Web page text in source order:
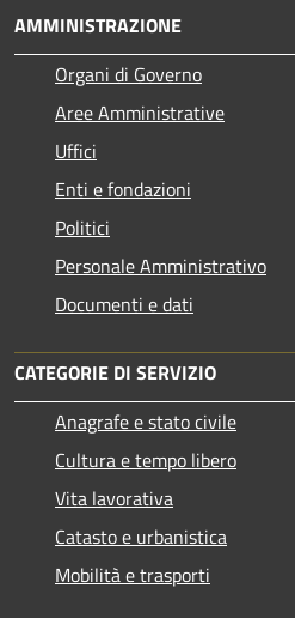
AMMINISTRAZIONE
Organi di Governo
Aree Amministrative
Uffici
Enti e fondazioni
Politici
Personale Amministrativo
Documenti e dati
CATEGORIE DI SERVIZIO
Anagrafe e stato civile
Cultura e tempo libero
Vita lavorativa
Catasto e urbanistica
Mobilità e trasporti